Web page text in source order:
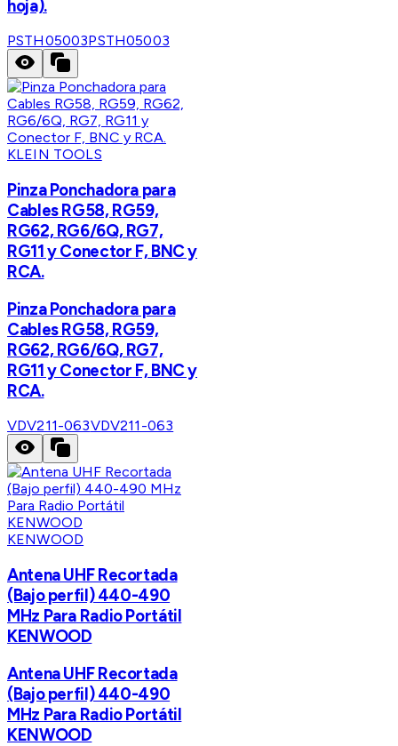
hoja).
PSTH05003PSTH05003
KLEIN TOOLS
Pinza Ponchadora para
Cables RG58, RG59,
RG62, RG6/6Q, RG7,
RG11 y Conector F, BNC y
RCA.
Pinza Ponchadora para
Cables RG58, RG59,
RG62, RG6/6Q, RG7,
RG11 y Conector F, BNC y
RCA.
VDV211-063VDV211-063
KENWOOD
Antena UHF Recortada
(Bajo perfil) 440-490
MHz Para Radio Portátil
KENWOOD
Antena UHF Recortada
(Bajo perfil) 440-490
MHz Para Radio Portátil
KENWOOD